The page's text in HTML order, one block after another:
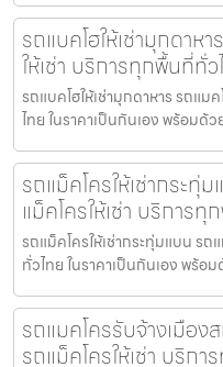
รถแบคโฮให้เช่ามุกดาห
ให้เช่า บริการทุกพื้นที่ทั่
รถแบคโฮให้เช่ามุกดาหาร รถแม
ไทย ในราคาเป็นกันเอง พร้อม
รถแม็คโครให้เช่ากระทุ่
แม็คโครให้เช่า บริการ
รถแม็คโครให้เช่ากระทุ่มแบน รถ
ทั่วไทย ในราคาเป็นกันเอง พร้
รถแมคโครรับจ้างเมือ
รถแม็คโครให้เช่า บริก